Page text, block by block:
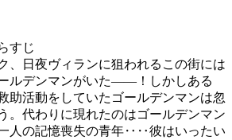
すじ
、日夜ヴィランに狙われるこの街には
ルデンマンがいた――！しかしある
助活動をしていたゴールデンマンは忽
。代わりに現れたのはゴールデンマン
人の記憶喪失の青年‥‥彼はいったい